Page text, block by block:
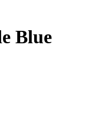
Blue